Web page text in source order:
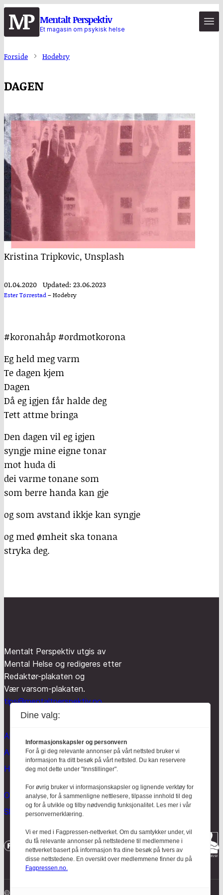
Hopp
til
hovedinnhold
Mentalt Perspektiv
Et magasin om psykisk helse
Forside Hodebry
DAGEN
Kristina Tripkovic, Unsplash
01.04.2020 Updated: 23.06.2023
Ester Tørrestad–Hodebry
#koronahåp #ordmotkorona
Eg held meg varm
Te dagen kjem
Dagen
Då eg igjen får halde deg
Tett attme bringa
Den dagen vil eg igjen
syngje mine eigne tonar
mot huda di
dei varme tonane som
som berre handa kan gje
og som avstand ikkje kan syngje
og med ømheit ska tonana
stryka deg.
Mentalt Perspektiv utgis av
Mental Helse og redigeres etter
Redaktør-plakaten og
Vær varsom-plakaten.
tips@mentaltperspektiv.no
Aktuelt
Anmeldt
Hodebry
Om oss
Skrive for Hodebry
© Mentalt Perspektiv 2023
Dine valg:
Informasjonskapsler og personvern
For å gi deg relevante annonser på vårt nettsted bruker vi
informasjon fra ditt besøk på vårt nettsted. Du kan reservere
deg mot dette under "Innstillinger".
For øvrig bruker vi informasjonskapsler og lignende verktøy for
analyse, for å sammenligne nettlesere, tilpasse innhold til deg
og for å utvikle og tilby nødvendig funksjonalitet. Les mer i vår
personvernerklæring.
Vi er med i Fagpressen-nettverket. Om du samtykker under, vil
du få relevante annonser på nettstedene til medlemmene i
nettverket basert på informasjon fra dine besøk på tvers av
disse nettstedene. En oversikt over medlemmene finner du på
Fagpressen.no.